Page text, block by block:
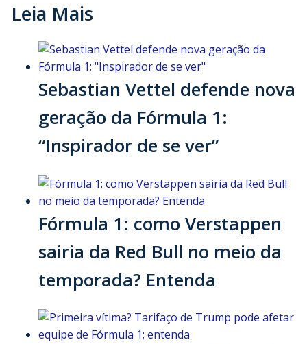
Leia Mais
Sebastian Vettel defende nova
geração da Fórmula 1:
“Inspirador de se ver”
Fórmula 1: como Verstappen
sairia da Red Bull no meio da
temporada? Entenda